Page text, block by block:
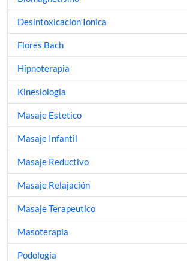
Desintoxicacion Ionica
Flores Bach
Hipnoterapia
Kinesiologia
Masaje Estetico
Masaje Infantil
Masaje Reductivo
Masaje Relajación
Masaje Terapeutico
Masoterapia
Podologia